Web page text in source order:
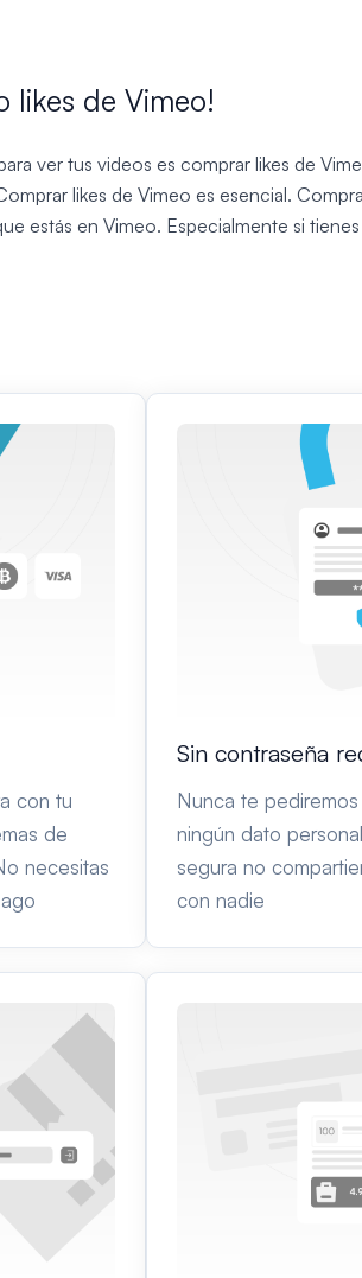
likes de Vimeo!
ver tus videos es comprar likes de
likes de Vimeo es esencial.
estás en Vimeo. Especialmente si
con tu
de
necesitas
Sin contraseña
Nunca te
ningún dato
segura no
con nadie